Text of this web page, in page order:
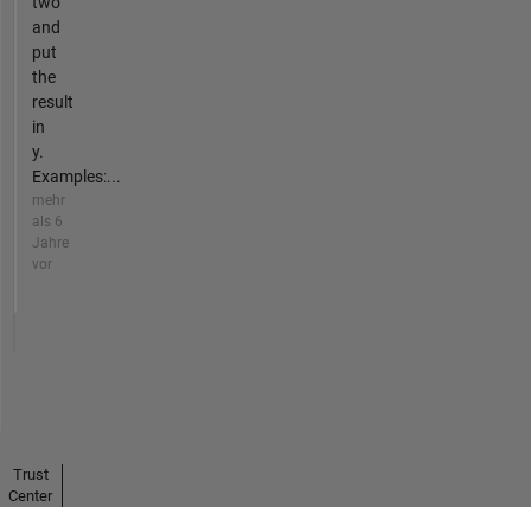
and
put
the
result
in
y.
Examples:...
mehr
als 6
Jahre
vor
Trust
Center